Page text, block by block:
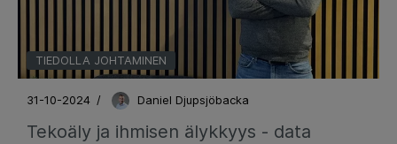
TIEDOLLA JOHTAMINEN
31-10-2024 / Daniel Djupsjöbacka
Tekoäly ja ihmisen älykkyys - data